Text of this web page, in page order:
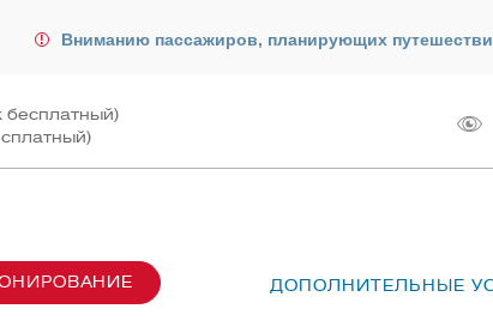
Вниманию пассажиров, планирующих
бесплатный)
ДОПОЛНИТЕЛЬНЫЕ